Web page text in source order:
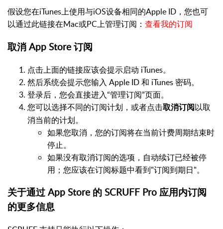
假设您在iTunes上使用与iOS设备相同的Apple ID，您也可
以通过此链接在Mac或PC上管理订阅： 查看我的订阅
取消 App Store 订阅
点击上面的链接应该会提示启动 iTunes。
然后系统会提示您输入 Apple ID 和 iTunes 密码。
登录后，您会直接进入“管理订阅”页面。
您可以选择不同的订阅计划，或者点击取消订阅以取
消当前的计划。
如果您取消，您的订阅将在当前计费周期结束时
停止。
如果没有取消订阅的选项，自动续订已经被停
用；您应该在订阅标题中看到"订阅到期日"。
关于通过 App Store 的 SCRUFF Pro 应用内订阅
的更多信息